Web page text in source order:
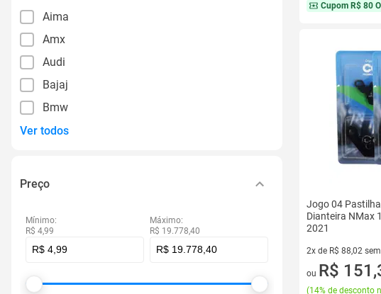
Aima
Amx
Audi
Bajaj
Bmw
Ver todos
Preço
Mínimo:
R$ 4,99
Máximo:
R$ 19.778,40
Cupom R$ 80
Jogo 04
Dianteira NMax
2021
2x de R$ 88,02
2 vez de R$ 88,02
ou R$
(14% de desconto